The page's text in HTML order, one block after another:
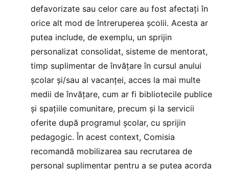
defavorizate sau celor care au fost afectați în
orice alt mod de întreruperea școlii. Acesta ar
putea include, de exemplu, un sprijin
personalizat consolidat, sisteme de mentorat,
timp suplimentar de învățare în cursul anului
școlar și/sau al vacanței, acces la mai multe
medii de învățare, cum ar fi bibliotecile publice
și spațiile comunitare, precum și la servicii
oferite după programul școlar, cu sprijin
pedagogic. În acest context, Comisia
recomandă mobilizarea sau recrutarea de
personal suplimentar pentru a se putea acorda